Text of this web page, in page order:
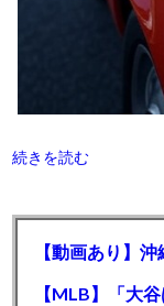
続きを読む
【動画あり】